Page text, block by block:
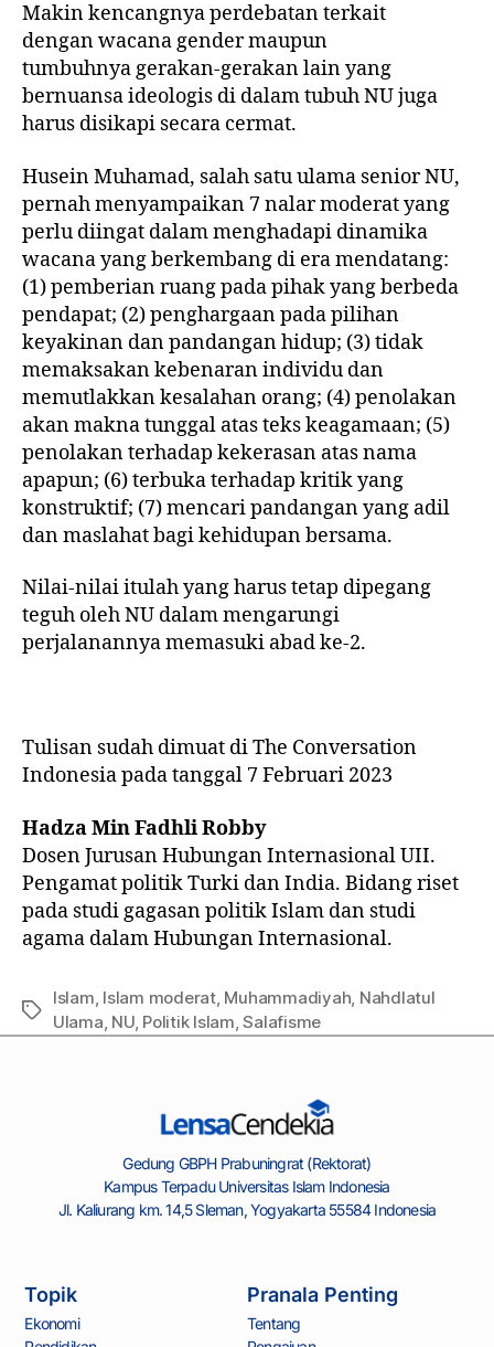
Makin kencangnya perdebatan terkait
denganwacana gendermaupun
tumbuhnyagerakan-gerakan lain yang
bernuansa ideologis di dalam tubuh NU juga
harus disikapi secara cermat.
Husein Muhamad, salah satu ulama senior NU,
pernah menyampaikan 7 nalar moderatyang
perlu diingat dalam menghadapi dinamika
wacana yang berkembang di era mendatang:
(1) pemberian ruang pada pihak yang berbeda
pendapat; (2) penghargaan pada pilihan
keyakinan dan pandangan hidup; (3) tidak
memaksakan kebenaran individu dan
memutlakkan kesalahan orang; (4) penolakan
akan makna tunggal atas teks keagamaan; (5)
penolakan terhadap kekerasan atas nama
apapun; (6) terbuka terhadap kritik yang
konstruktif; (7) mencari pandangan yang adil
dan maslahat bagi kehidupan bersama.
Nilai-nilai itulah yang harus tetap dipegang
teguh oleh NU dalam mengarungi
perjalanannya memasuki abad ke-2.
Tulisan sudah dimuat di The Conversation
Indonesia pada tanggal 7 Februari 2023
Hadza Min Fadhli Robby
Dosen Jurusan Hubungan Internasional UII.
Pengamat politik Turki dan India. Bidang riset
pada studi gagasan politik Islam dan studi
agama dalam Hubungan Internasional.
Islam, Islam moderat, Muhammadiyah, Nahdlatul
Ulama, NU, Politik Islam,Salafisme
Gedung GBPH Prabuningrat (Rektorat)
Kampus Terpadu Universitas Islam Indonesia
Jl. Kaliurang km. 14,5 Sleman, Yogyakarta 55584 Indonesia
Topik
Ekonomi
Pranala Penting
Tentang